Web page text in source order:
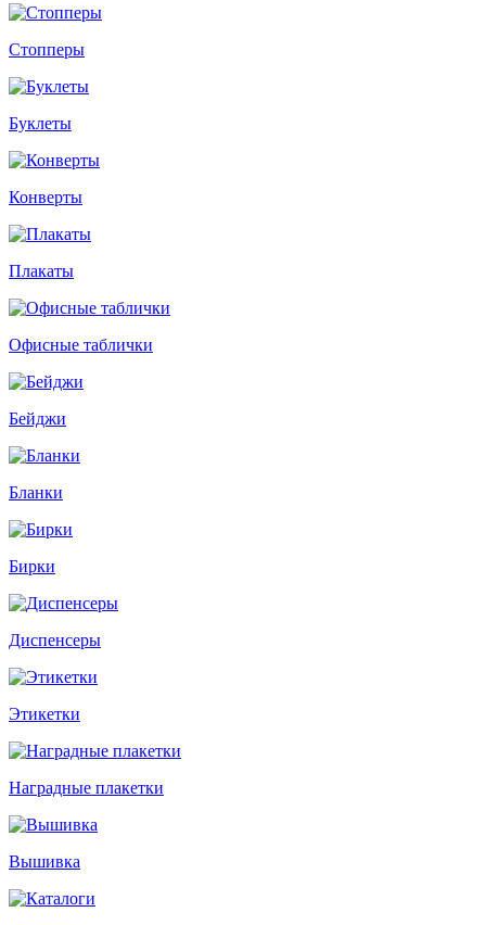
Стопперы
Буклеты
Конверты
Плакаты
Офисные таблички
Бейджи
Бланки
Бирки
Диспенсеры
Этикетки
Наградные плакетки
Вышивка